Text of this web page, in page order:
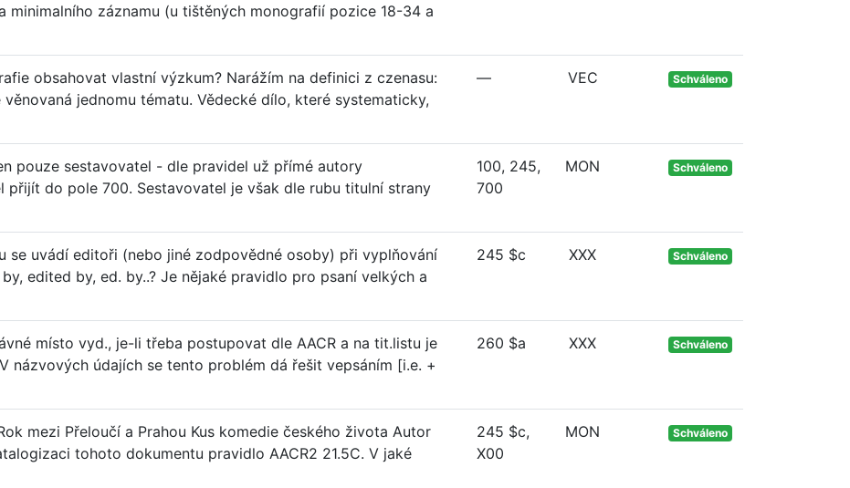
minimalního záznamu (u tištěných monografií pozice 18-34 a
obsahovat vlastní výzkum? Narážím na definici z czenasu:
jednomu tématu. Vědecké dílo, které systematicky,
— VEC Schváleno
pouze sestavovatel - dle pravidel už přímé autory
přijít do pole 700. Sestavovatel je však dle rubu titulní strany
100, 245,
700
MON Schváleno
se uvádí editoři (nebo jiné zodpovědné osoby) při vyplňování
edited by, ed. by..? Je nějaké pravidlo pro psaní velkých a
245 $c XXX Schváleno
místo vyd., je-li třeba postupovat dle AACR a na tit.listu je
názvových údajích se tento problém dá řešit vepsáním [i.e. +
260 $a XXX Schváleno
mezi Přeloučí a Prahou Kus komedie českého života Autor
tohoto dokumentu pravidlo AACR2 21.5C. V jaké
245 $c,
X00
MON Schváleno